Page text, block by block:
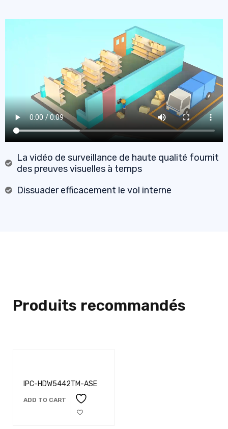
La vidéo de surveillance de haute qualité fournit
des preuves visuelles à temps
Dissuader efficacement le vol interne
Produits recommandés
IPC-HDW5442TM-ASE
ADD TO CART